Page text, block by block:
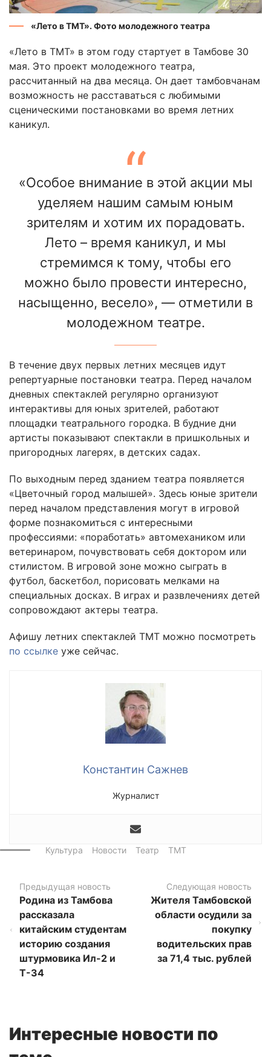
«Лето в ТМТ». Фото молодежного театра
«Лето в ТМТ» в этом году стартует в Тамбове 30
мая. Это проект молодежного театра,
рассчитанный на два месяца. Он дает тамбовчанам
возможность не расставаться с любимыми
сценическими постановками во время летних
каникул.
«Особое внимание в этой акции мы
уделяем нашим самым юным
зрителям и хотим их порадовать.
Лето – время каникул, и мы
стремимся к тому, чтобы его
можно было провести интересно,
насыщенно, весело», — отметили в
молодежном театре.
В течение двух первых летних месяцев идут
репертуарные постановки театра. Перед началом
дневных спектаклей регулярно организуют
интерактивы для юных зрителей, работают
площадки театрального городка. В будние дни
артисты показывают спектакли в пришкольных и
пригородных лагерях, в детских садах.
По выходным перед зданием театра появляется
«Цветочный город малышей». Здесь юные зрители
перед началом представления могут в игровой
форме познакомиться с интересными
профессиями: «поработать» автомехаником или
ветеринаром, почувствовать себя доктором или
стилистом. В игровой зоне можно сыграть в
футбол, баскетбол, порисовать мелками на
специальных досках. В играх и развлечениях детей
сопровождают актеры театра.
Афишу летних спектаклей ТМТ можно посмотреть
по ссылке уже сейчас.
Константин Сажнев
Журналист
Культура Новости Театр ТМТ
Предыдущая новость
Родина из Тамбова
рассказала
китайским студентам
историю создания
штурмовика Ил-2 и
Т-34
Следующая новость
Жителя Тамбовской
области осудили за
покупку
водительских прав
за 71,4 тыс. рублей
Интересные новости по